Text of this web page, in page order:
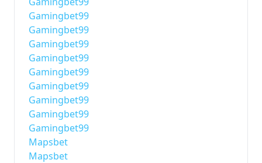
Gamingbet99
Gamingbet99
Gamingbet99
Gamingbet99
Gamingbet99
Gamingbet99
Gamingbet99
Gamingbet99
Gamingbet99
Mapsbet
Mapsbet